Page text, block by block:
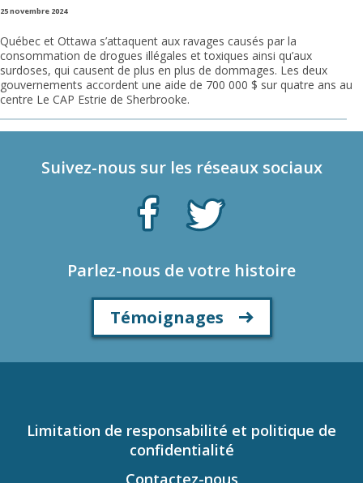
25 novembre 2024
Québec et Ottawa s’attaquent aux ravages causés par la
consommation de drogues illégales et toxiques ainsi qu’aux
surdoses, qui causent de plus en plus de dommages. Les deux
gouvernements accordent une aide de 700 000 $ sur quatre ans au
centre Le CAP Estrie de Sherbrooke.
Suivez-nous sur les réseaux sociaux
Parlez-nous de votre histoire
Témoignages
Limitation de responsabilité et politique de
confidentialité
Contactez-nous